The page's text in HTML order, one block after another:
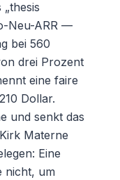
Neu-ARR —
bei 560
drei Prozent
eine faire
Dollar.
und senkt das
Materne
Eine
nicht, um